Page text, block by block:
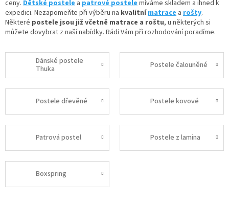
ceny. Dětské postele a patrové postele míváme skladem a ihned k
expedici. Nezapomeňte při výběru na kvalitnímatrace a rošty.
Některé postele jsou již včetně matrace a roštu, u některých si
můžete dovybrat z naší nabídky. Rádi Vám při rozhodování poradíme.
Dánské postele
Thuka
Postele čalouněné
Postele dřevěné Postele kovové
Patrová postel Postele z lamina
Boxspring